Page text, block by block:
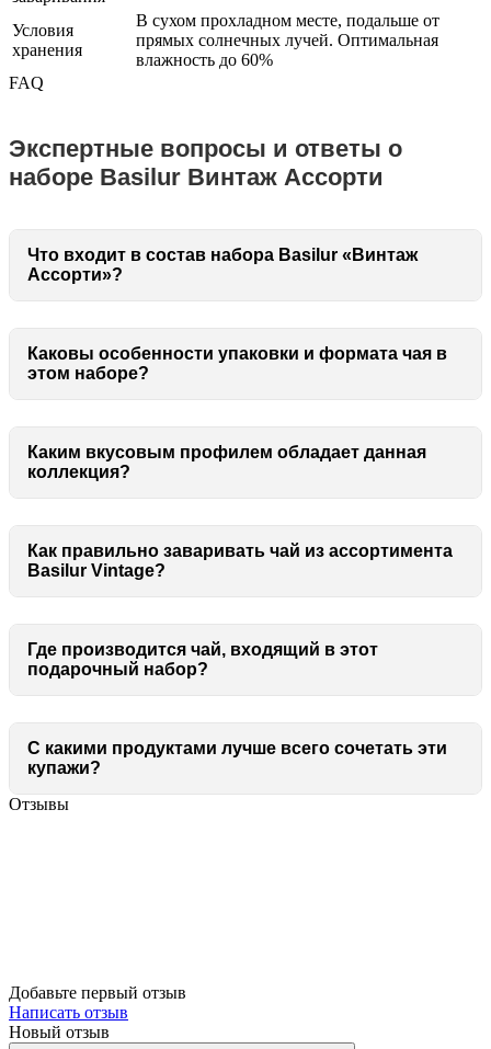
Условия
хранения
В сухом прохладном месте, подальше от
прямых солнечных лучей. Оптимальная
влажность до 60%
FAQ
Экспертные вопросы и ответы о
наборе Basilur Винтаж Ассорти
Что входит в состав набора Basilur «Винтаж
Ассорти»?
Каковы особенности упаковки и формата чая в
этом наборе?
Каким вкусовым профилем обладает данная
коллекция?
Как правильно заваривать чай из ассортимента
Basilur Vintage?
Где производится чай, входящий в этот
подарочный набор?
С какими продуктами лучше всего сочетать эти
купажи?
Отзывы
Добавьте первый отзыв
Написать отзыв
Новый отзыв